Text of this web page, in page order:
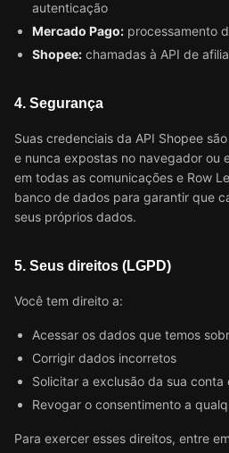
autenticação
Mercado Pago: processamento
Shopee: chamadas à API de
4. Segurança
Suas credenciais da API Shopee
e nunca expostas no navegador ou
em todas as comunicações e Row
banco de dados para garantir que
seus próprios dados.
5. Seus direitos (LGPD)
Você tem direito a:
Acessar os dados que temos
Corrigir dados incorretos
Solicitar a exclusão da sua conta
Revogar o consentimento a
Para exercer esses direitos, entre